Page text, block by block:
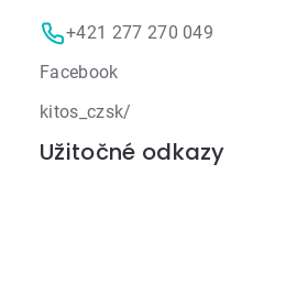
+421 277 270 049
Facebook
kitos_czsk/
Užitočné odkazy